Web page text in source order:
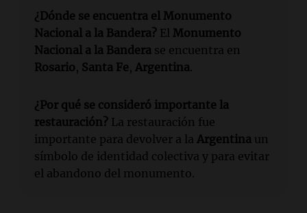
¿Dónde se encuentra el Monumento
Nacional a la Bandera? El Monumento
Nacional a la Bandera se encuentra en
Rosario, Santa Fe, Argentina.
¿Por qué se consideró importante la
restauración? La restauración fue
importante para devolver a la Argentina un
símbolo de identidad colectiva y para evitar
el abandono del monumento.